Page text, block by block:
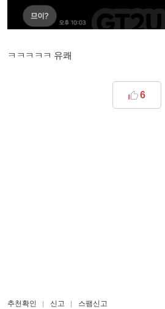
ㅋㅋㅋㅋㅋ 유쾌
6
추천확인 신고 스팸신고